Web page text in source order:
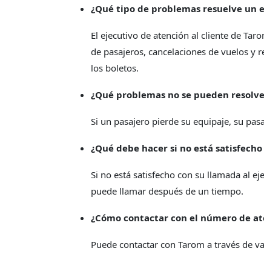
¿Qué tipo de problemas resuelve un
El ejecutivo de atención al cliente de
de pasajeros, cancelaciones de vuelos
los boletos.
¿Qué problemas no se pueden
Si un pasajero pierde su equipaje, su
¿Qué debe hacer si no está
Si no está satisfecho con su llamada al
puede llamar después de un tiempo.
¿Cómo contactar con el número de
Puede contactar con Tarom a través de